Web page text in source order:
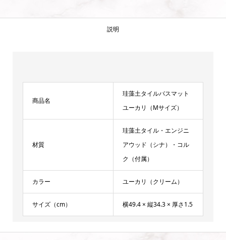
ー
M
説明
商品名
珪藻土タイルバスマット
ユーカリ（Mサイズ）
材質
珪藻土タイル・エンジニ
アウッド（シナ）・コル
ク（付属）
カラー ユーカリ（クリーム）
サイズ（cm） 横49.4 × 縦34.3 × 厚さ1.5